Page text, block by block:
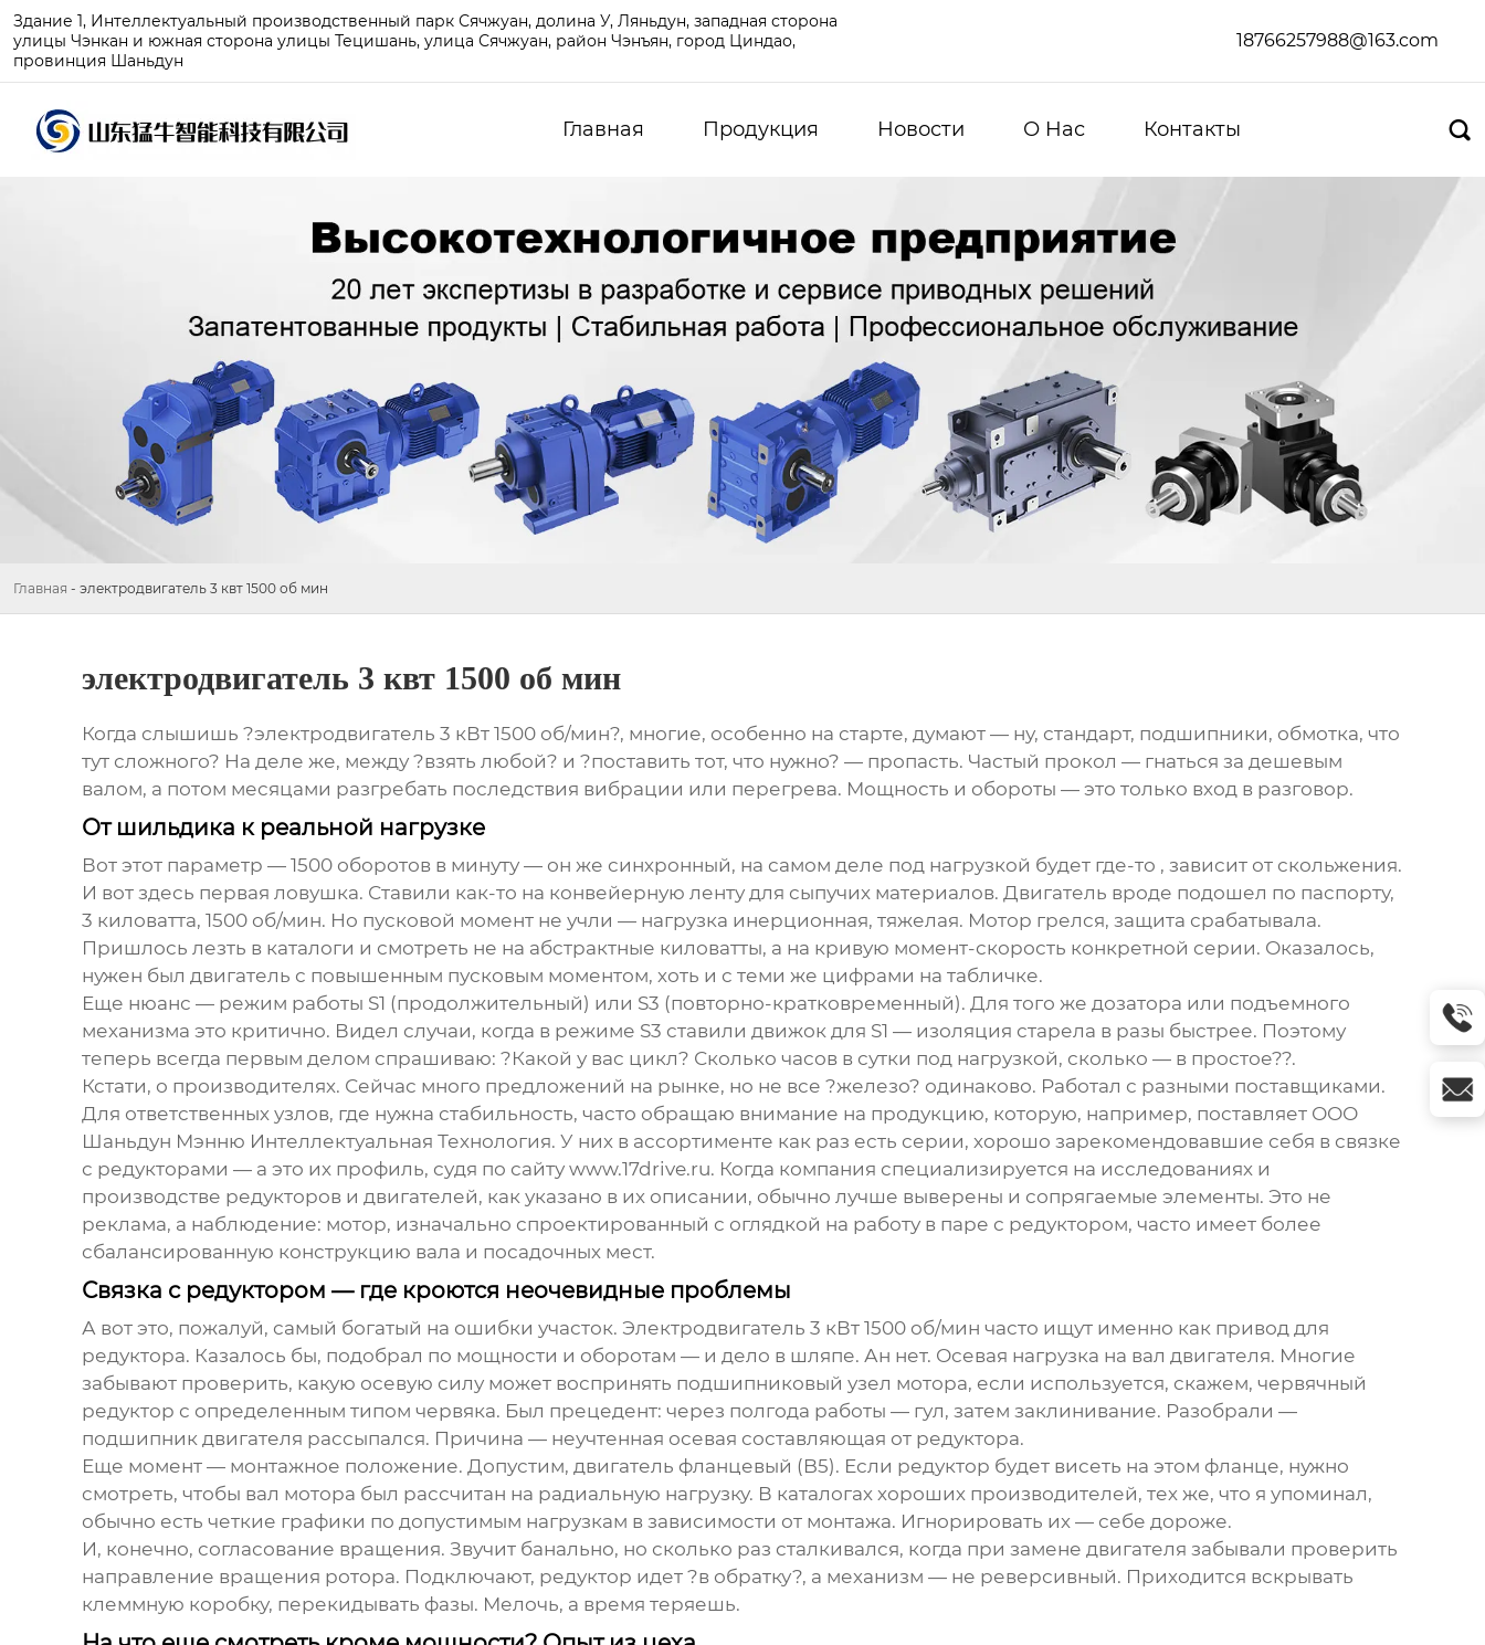
Здание 1, Интеллектуальный производственный парк Сячжуан, долина У, Ляньдун, западная сторона
улицы Чэнкан и южная сторона улицы Тецишань, улица Сячжуан, район Чэнъян, город Циндао,
провинция Шаньдун
18766257988@163.com
Главная Продукция Новости О Hас Контакты 
Главная - электродвигатель 3 квт 1500 об мин
электродвигатель 3 квт 1500 об мин
Когда слышишь ?электродвигатель 3 кВт 1500 об/мин?, многие, особенно на старте, думают — ну, стандарт, подшипники, обмотка, что
тут сложного? На деле же, между ?взять любой? и ?поставить тот, что нужно? — пропасть. Частый прокол — гнаться за дешевым
валом, а потом месяцами разгребать последствия вибрации или перегрева. Мощность и обороты — это только вход в разговор.
От шильдика к реальной нагрузке
Вот этот параметр — 1500 оборотов в минуту — он же синхронный, на самом деле под нагрузкой будет где-то , зависит от скольжения.
И вот здесь первая ловушка. Ставили как-то на конвейерную ленту для сыпучих материалов. Двигатель вроде подошел по паспорту,
3 киловатта, 1500 об/мин. Но пусковой момент не учли — нагрузка инерционная, тяжелая. Мотор грелся, защита срабатывала.
Пришлось лезть в каталоги и смотреть не на абстрактные киловатты, а на кривую момент-скорость конкретной серии. Оказалось,
нужен был двигатель с повышенным пусковым моментом, хоть и с теми же цифрами на табличке.
Еще нюанс — режим работы S1 (продолжительный) или S3 (повторно-кратковременный). Для того же дозатора или подъемного
механизма это критично. Видел случаи, когда в режиме S3 ставили движок для S1 — изоляция старела в разы быстрее. Поэтому
теперь всегда первым делом спрашиваю: ?Какой у вас цикл? Сколько часов в сутки под нагрузкой, сколько — в простое??.
Кстати, о производителях. Сейчас много предложений на рынке, но не все ?железо? одинаково. Работал с разными поставщиками.
Для ответственных узлов, где нужна стабильность, часто обращаю внимание на продукцию, которую, например, поставляет ООО
Шаньдун Мэнню Интеллектуальная Технология. У них в ассортименте как раз есть серии, хорошо зарекомендовавшие себя в связке
с редукторами — а это их профиль, судя по сайту www.17drive.ru. Когда компания специализируется на исследованиях и
производстве редукторов и двигателей, как указано в их описании, обычно лучше выверены и сопрягаемые элементы. Это не
реклама, а наблюдение: мотор, изначально спроектированный с оглядкой на работу в паре с редуктором, часто имеет более
сбалансированную конструкцию вала и посадочных мест.
Связка с редуктором — где кроются неочевидные проблемы
А вот это, пожалуй, самый богатый на ошибки участок. Электродвигатель 3 кВт 1500 об/мин часто ищут именно как привод для
редуктора. Казалось бы, подобрал по мощности и оборотам — и дело в шляпе. Ан нет. Осевая нагрузка на вал двигателя. Многие
забывают проверить, какую осевую силу может воспринять подшипниковый узел мотора, если используется, скажем, червячный
редуктор с определенным типом червяка. Был прецедент: через полгода работы — гул, затем заклинивание. Разобрали —
подшипник двигателя рассыпался. Причина — неучтенная осевая составляющая от редуктора.
Еще момент — монтажное положение. Допустим, двигатель фланцевый (B5). Если редуктор будет висеть на этом фланце, нужно
смотреть, чтобы вал мотора был рассчитан на радиальную нагрузку. В каталогах хороших производителей, тех же, что я упоминал,
обычно есть четкие графики по допустимым нагрузкам в зависимости от монтажа. Игнорировать их — себе дороже.
И, конечно, согласование вращения. Звучит банально, но сколько раз сталкивался, когда при замене двигателя забывали проверить
направление вращения ротора. Подключают, редуктор идет ?в обратку?, а механизм — не реверсивный. Приходится вскрывать
клеммную коробку, перекидывать фазы. Мелочь, а время теряешь.